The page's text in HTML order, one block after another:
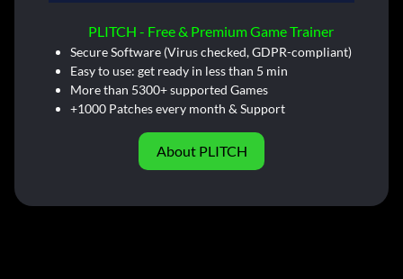
PLITCH - Free & Premium Game Trainer
Secure Software (Virus checked, GDPR-compliant)
Easy to use: get ready in less than 5 min
More than 5300+ supported Games
+1000 Patches every month & Support
About PLITCH